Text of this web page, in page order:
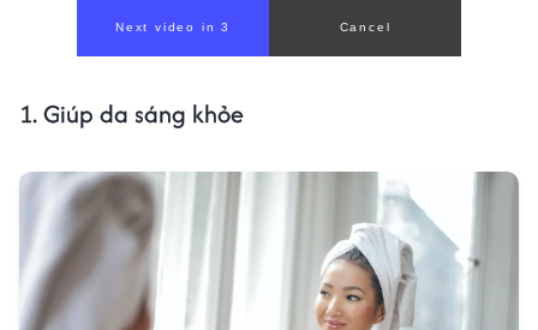
Next video in 1 Cancel
1. Giúp da sáng khỏe